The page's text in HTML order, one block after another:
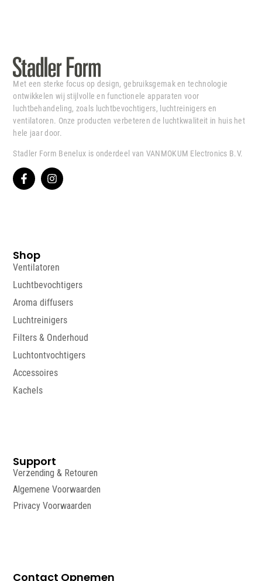
Met een sterke focus op design, gebruiksgemak en technologie
ontwikkelen wij stijlvolle en functionele apparaten voor
luchtbehandeling, zoals luchtbevochtigers, luchtreinigers en
ventilatoren. Onze producten verbeteren de luchtkwaliteit in huis het
hele jaar door.
Stadler Form Benelux is onderdeel van VANMOKUM Electronics B.V.
Shop
Ventilatoren
Luchtbevochtigers
Aroma diffusers
Luchtreinigers
Filters & Onderhoud
Luchtontvochtigers
Accessoires
Kachels
Support
Verzending & Retouren
Algemene Voorwaarden
Privacy Voorwaarden
Contact Opnemen